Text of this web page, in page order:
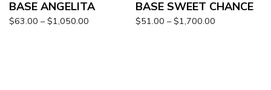
BASE ANGELITA
$63.00 – $1,050.00
BASE SWEET CHANCE
$51.00 – $1,700.00